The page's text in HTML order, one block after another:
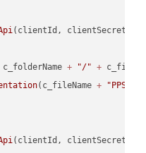
(clientId, clientSecret);
+ "/" +
(c_fileName + "PPSM"
(clientId, clientSecret);